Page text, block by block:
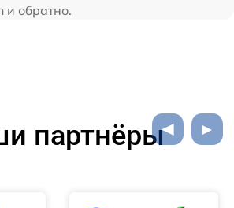
и обратно.
партнёры